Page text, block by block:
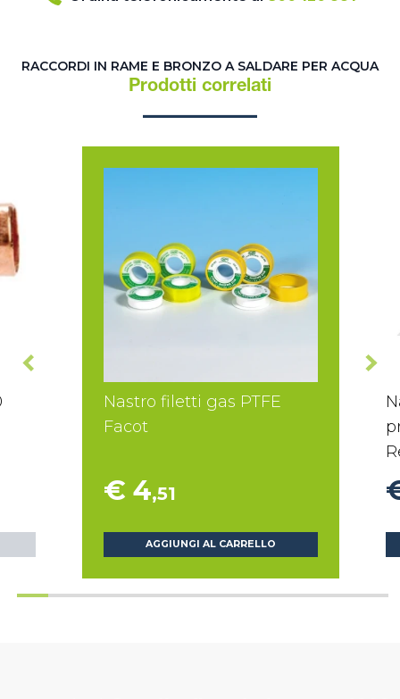
RACCORDI IN RAME E BRONZO A SALDARE PER ACQUA
Prodotti correlati
Nastro filetti gas PTFE
Facot
€ 4,51
AGGIUNGI AL CARRELLO